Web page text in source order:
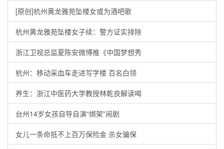
[原创]杭州黄龙雅苑坠楼女或为酒吧歌
杭州黄龙雅苑坠楼女子续：警方证实排除
浙江卫视总监夏陈安微博推《中国梦想秀
杭州：移动采血车走进写字楼 百名白领
养生：浙江中医药大学教授林乾良解读喝
台州14岁女孩自导自演“绑架”闹剧
女儿一条命抵不上百万保险金 杀女骗保